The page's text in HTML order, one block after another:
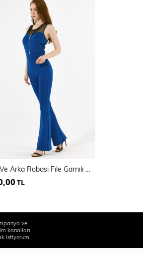
On Ve Arka Robası Fıle Garnılı Onden Fermuarlı Tulum | Tlm14625
TL
ve
kanalları
istiyorum.